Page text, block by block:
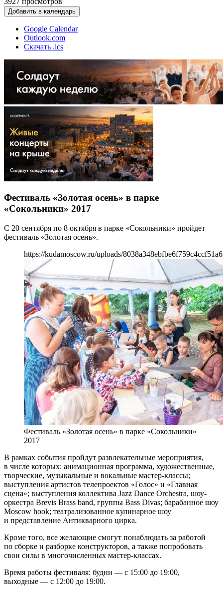
Добавить в календарь
Google Calendar
Outlook.com
Скачать .ics
Фестиваль «Золотая осень» в парке
«Сокольники» 2017
С 20 сентября по 8 октября в парке «Сокольники» пройдет
фестиваль «Золотая осень».
https://kudamoscow.ru/uploads/
Фестиваль «Золотая осень» в парке «Сокольники»
2017
В рамках события пройдут развлекательные мероприятия,
в числе которых: анимационная программа, художественные,
творческие, музыкальные и вокальные мастер-классы;
выступления артистов телепроектов «Голос» и «Главная
сцена»; выступления коллектива Jazz Dance Orchestra, шоу-
оркестра Brevis Brass band, группы Bass Divas; барабанное шоу
Moscow hook; театрализованное кулинарное шоу
и представление Антикварного цирка.
Кроме того, все желающие смогут понаблюдать за работой
по сборке и разборке конструкторов, а также попробовать
свои силы в многочисленных мастер-классах.
Время работы фестиваля: будни — с 15:00 до 19:00,
выходные — с 12:00 до 19:00.